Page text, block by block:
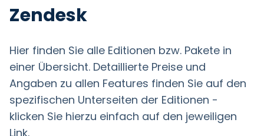
Zendesk
Hier finden Sie alle Editionen bzw. Pakete in
einer Übersicht. Detaillierte Preise und
Angaben zu allen Features finden Sie auf den
spezifischen Unterseiten der Editionen -
klicken Sie hierzu einfach auf den jeweiligen
Link.